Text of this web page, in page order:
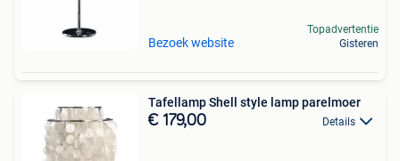
Bezoek website
Topadvertentie
Gisteren
Tafellamp Shell style lamp parelmoer
€ 179,00 Details